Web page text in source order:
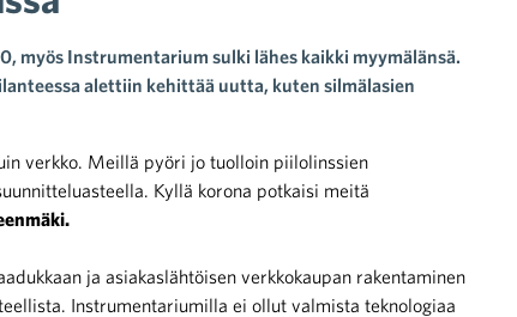
myös Instrumentarium sulki lähes kaikki myymälänsä.
alettiin kehittää uutta, kuten silmälasien
verkko. Meillä pyöri jo tuolloin piilolinssien
Kyllä korona potkaisi meitä
ja asiakaslähtöisen verkkokaupan rakentaminen
Instrumentariumilla ei ollut valmista teknologiaa